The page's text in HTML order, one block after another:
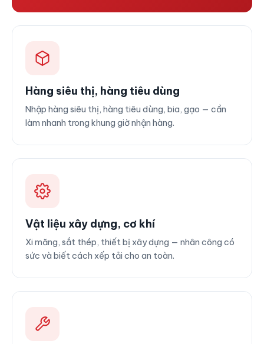
Hàng siêu thị, hàng tiêu dùng
Nhập hàng siêu thị, hàng tiêu dùng, bia, gạo — cần
làm nhanh trong khung giờ nhận hàng.
Vật liệu xây dựng, cơ khí
Xi măng, sắt thép, thiết bị xây dựng — nhân công có
sức và biết cách xếp tải cho an toàn.